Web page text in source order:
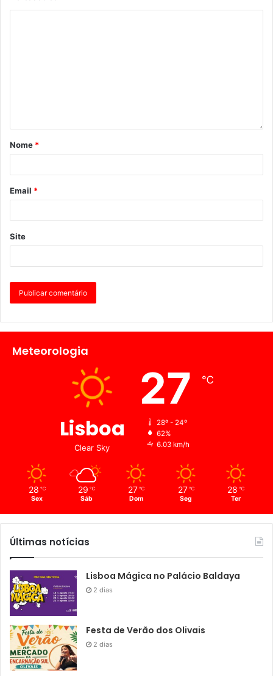
Nome *
Email *
Site
Meteorologia
Lisboa
Clear Sky
27 ℃
28º - 24º
62%
6.03 km/h
28 ℃
Sex
29 ℃
Sáb
27 ℃
Dom
27 ℃
Seg
28 ℃
Ter
Últimas notícias
Lisboa Mágica no Palácio Baldaya
2 dias
Festa de Verão dos Olivais
2 dias